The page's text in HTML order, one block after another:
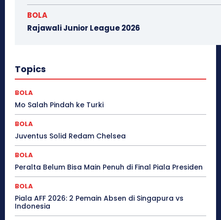
BOLA
Rajawali Junior League 2026
Topics
BOLA
Mo Salah Pindah ke Turki
BOLA
Juventus Solid Redam Chelsea
BOLA
Peralta Belum Bisa Main Penuh di Final Piala Presiden
BOLA
Piala AFF 2026: 2 Pemain Absen di Singapura vs
Indonesia